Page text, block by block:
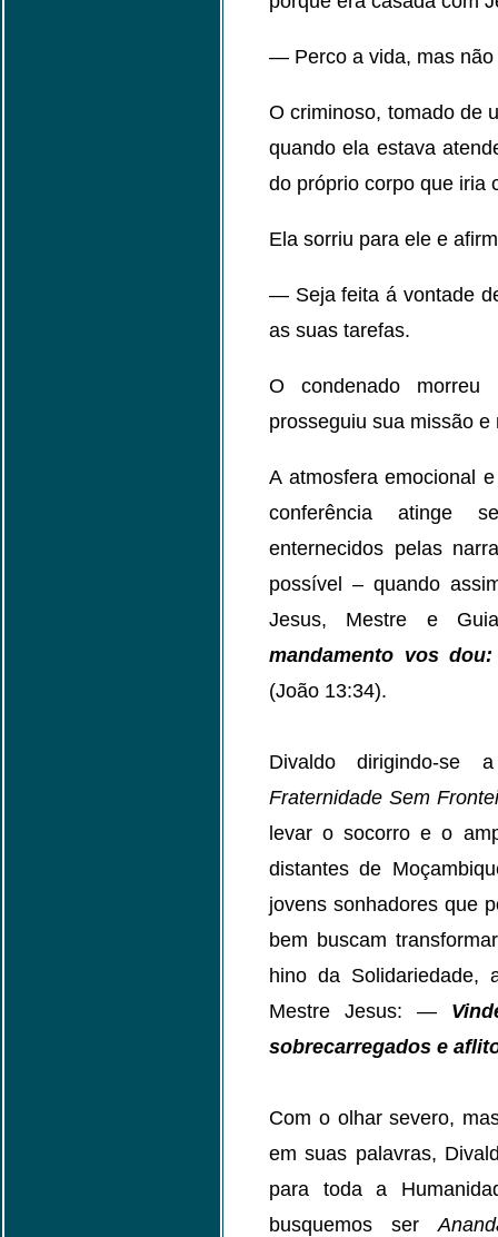
— Perco a vida, mas não
O criminoso, tomado de
quando ela estava
do próprio corpo que iria
Ela sorriu para ele e
— Seja feita á vontade
as suas tarefas.
O condenado morreu
prosseguiu sua missão
A atmosfera emocional
conferência atinge
enternecidos pelas
possível – quando
Jesus, Mestre e
mandamento vos
(João 13:34).
Divaldo dirigindo-
Fraternidade Sem
levar o socorro e o
distantes de
jovens sonhadores que
bem buscam
hino da Solidariedade,
Mestre Jesus: —
sobrecarregados e
Com o olhar severo,
em suas palavras,
para toda a
busquemos ser